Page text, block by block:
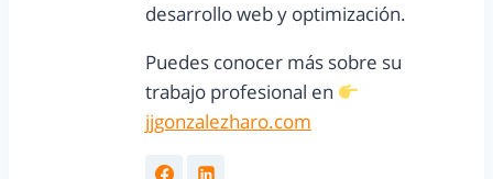
desarrollo web y optimización.
Puedes conocer más sobre su
trabajo profesional en
jjgonzalezharo.com